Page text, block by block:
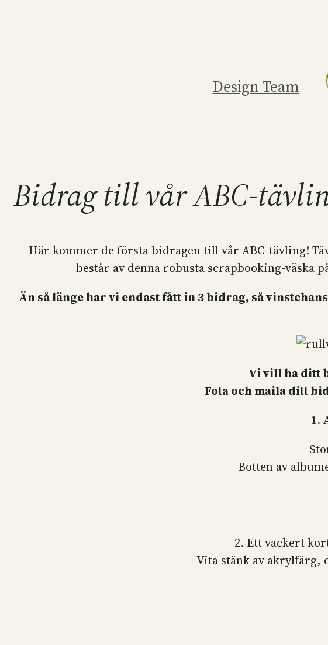
Design Team
Bidrag till vår ABC-
Här kommer de första bidragen till vår ABC-tävling!
består av denna robusta scrapbooking-väska
Än så länge har vi endast fått in 3 bidrag, så
Vi vill ha ditt
Fota och maila ditt
1.
Botten av
2. Ett vackert
Vita stänk av